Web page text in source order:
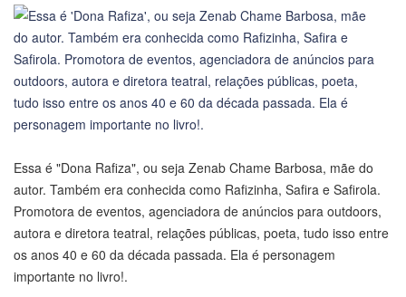
Essa é "Dona Rafiza", ou seja Zenab Chame Barbosa, mãe do
autor. Também era conhecida como Rafizinha, Safira e Safirola.
Promotora de eventos, agenciadora de anúncios para outdoors,
autora e diretora teatral, relações públicas, poeta, tudo isso entre
os anos 40 e 60 da década passada. Ela é personagem
importante no livro!.